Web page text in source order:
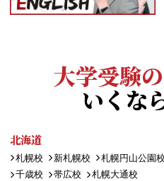
大学受験
いくな
北海道
札幌校 新札幌校 札幌円山公園校
千歳校
帯広校 札幌大通校